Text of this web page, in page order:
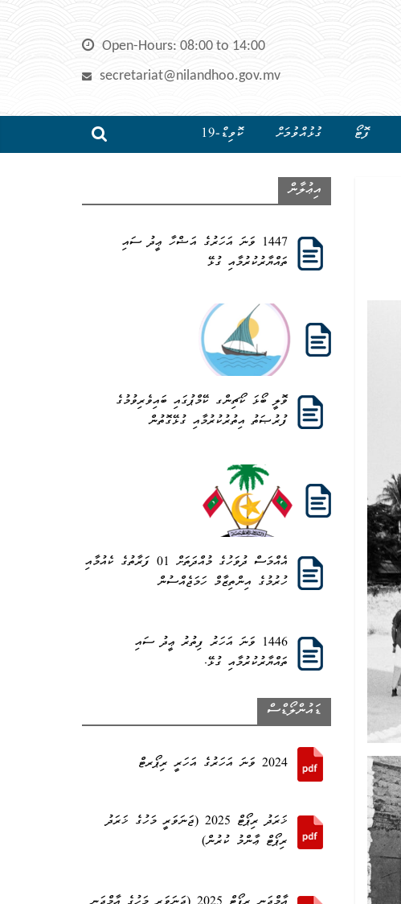
Open-Hours: 08:00 to 14:00
secretariat@nilandhoo.gov.mv
ފޮޓޯ ގުޅުއްވުމަށް ކޮވިޑް-19
އިޢުލާން
1447 ވަނަ އަހަރުގެ އަޟްހާ ޢީދު ސައި
ތައްޔާރުކުރުމާއި ގުޅޭ
ވޮލީ ބޯޅަ ކޯޗިންގ ކޭމްޕުގައި ބައިވެރިވުމުގެ
ފުރުޞަތު އިތުރުކުރުމާއި ގުޅޭގޮތުން
އެއްމަސް ދުވަހުގެ މުއްދަތަށް 01 ފަރާތުގެ ކެއުމާއި
ހުރުމުގެ އިންތިޒާމް ހަމަޖެއްސުން
1446 ވަނަ އަހަރު ފިތުރު ޢީދު ސައި
ތައްޔާރުކުރުމާއި ގުޅޭ.
ޑައުންލޯޑްސް
2024 ވަނަ އަހަރުގެ އަހަރީ ރިޕޯރޓް
ޚަރަދު ރިޕޯޓް 2025 (ޖަނަވަރީ މަހުގެ ޚަރަދު
ރިޕޯޓް ޢާންމު ކުރުން)